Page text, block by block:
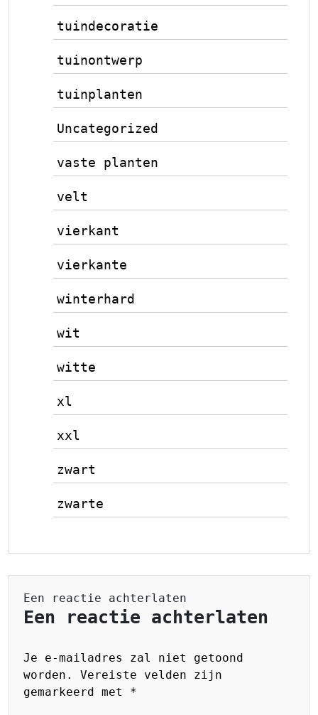
tuindecoratie
tuinontwerp
tuinplanten
Uncategorized
vaste planten
velt
vierkant
vierkante
winterhard
wit
witte
xl
xxl
zwart
zwarte
Een reactie achterlaten
Een reactie achterlaten
Je e-mailadres zal niet getoond
worden.
Vereiste velden zijn
gemarkeerd met *